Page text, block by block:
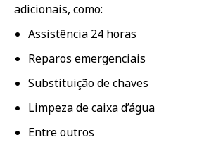
adicionais, como:
Assistência 24 horas
Reparos emergenciais
Substituição de chaves
Limpeza de caixa d’água
Entre outros